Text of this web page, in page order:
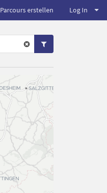
Parcours erstellen Log In